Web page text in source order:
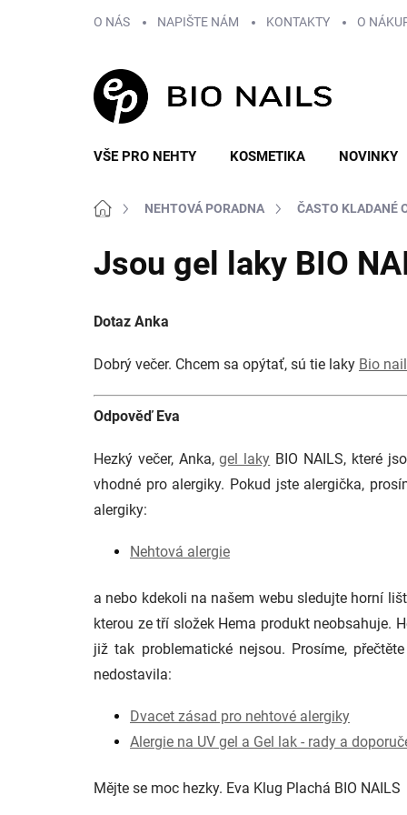
O NÁS NAPIŠTE NÁM KONTAKTY O
VŠE PRO NEHTY KOSMETIKA NOVINKY
Domů NEHTOVÁ PORADNA ČASTO KLADANÉ
Jsou gel laky BIO
Dotaz Anka
Dobrý večer. Chcem sa opýtať, sú tie laky Bio
Odpověď Eva
Hezký večer, Anka,gel laky BIO NAILS, které
vhodné pro alergiky. Pokud jste alergička,
alergiky:
Nehtová alergie
a nebo kdekoli na našem webu sledujte horní
kterou ze tří složek Hema produkt neobsahuje.
již tak problematické nejsou. Prosíme,
nedostavila:
Dvacet zásad pro nehtové alergiky
Alergie na UV gel a Gel lak - rady a
Mějte se moc hezky. Eva Klug Plachá BIO NAILS